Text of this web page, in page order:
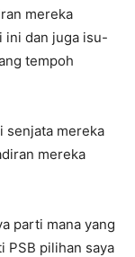
mereka
ini dan juga isu-
tempoh
senjata mereka
mereka
parti mana yang
PSB pilihan saya